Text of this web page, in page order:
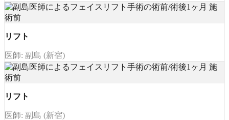
リフト
医師: 副島 (新宿)
リフト
医師: 副島 (新宿)